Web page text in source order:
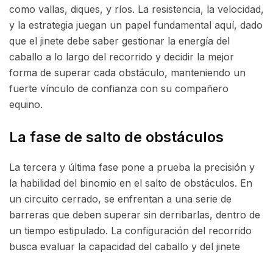
como vallas, diques, y ríos. La resistencia, la velocidad,
y la estrategia juegan un papel fundamental aquí, dado
que el jinete debe saber gestionar la energía del
caballo a lo largo del recorrido y decidir la mejor
forma de superar cada obstáculo, manteniendo un
fuerte vínculo de confianza con su compañero
equino.
La fase de salto de obstáculos
La tercera y última fase pone a prueba la precisión y
la habilidad del binomio en el salto de obstáculos. En
un circuito cerrado, se enfrentan a una serie de
barreras que deben superar sin derribarlas, dentro de
un tiempo estipulado. La configuración del recorrido
busca evaluar la capacidad del caballo y del jinete